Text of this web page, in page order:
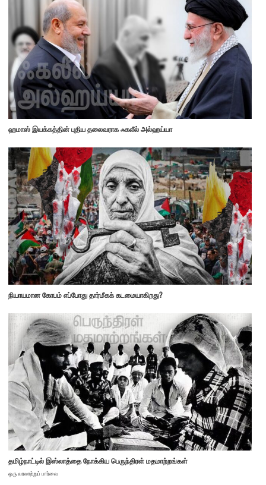
ஹமாஸ் இயக்கத்தின் புதிய தலைவராக ஃகலீல் அல்ஹய்யா
நியாயமான கோபம் எப்போது தார்மீகக் கடமையாகிறது?
தமிழ்நாட்டில் இஸ்லாத்தை நோக்கிய பெருந்திரள் மதமாற்றங்கள்
ஒரு வரலாற்றுப் பார்வை